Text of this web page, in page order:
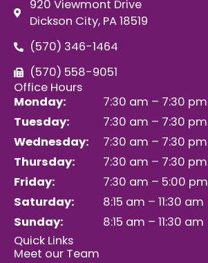
920 Viewmont Drive
Dickson City, PA 18519
(570) 346-1464
(570) 558-9051
Office Hours
Monday:
7:30 am – 7:30 pm
Tuesday:
7:30 am – 7:30 pm
Wednesday:
7:30 am – 7:30 pm
Thursday:
7:30 am – 7:30 pm
Friday:
7:30 am – 5:00 pm
Saturday:
8:15 am – 11:30 am
Sunday:
8:15 am – 11:30 am
Quick Links
Meet our Team